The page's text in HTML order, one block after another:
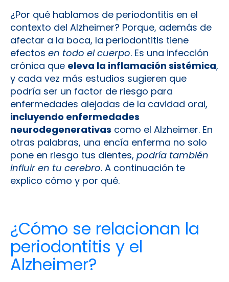
¿Por qué hablamos de periodontitis en el
contexto del Alzheimer? Porque, además de
afectar a la boca, la periodontitis tiene
efectos en todo el cuerpo. Es una infección
crónica que eleva la inflamación sistémica,
y cada vez más estudios sugieren que
podría ser un factor de riesgo para
enfermedades alejadas de la cavidad oral,
incluyendo enfermedades
neurodegenerativas como el Alzheimer​. En
otras palabras, una encía enferma no solo
pone en riesgo tus dientes, podría también
influir en tu cerebro. A continuación te
explico cómo y por qué.
¿Cómo se relacionan la
periodontitis y el
Alzheimer?